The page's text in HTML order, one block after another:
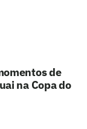
de
na Copa do